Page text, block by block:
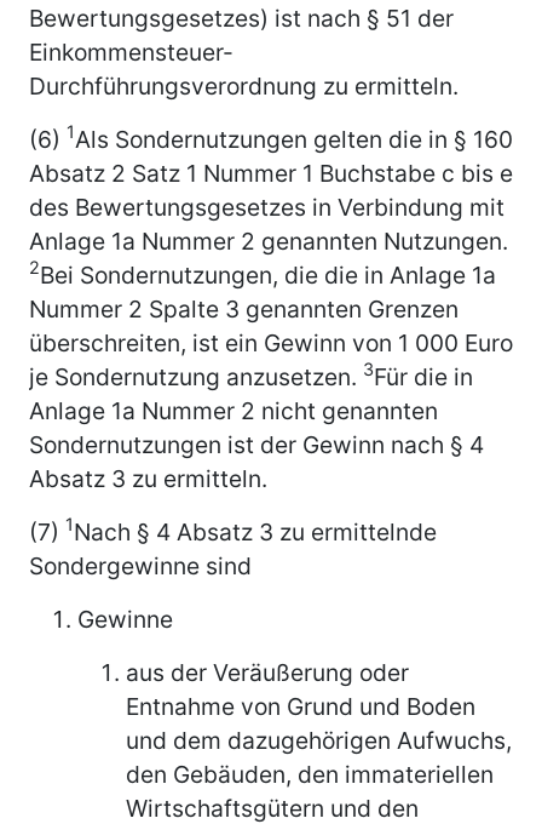
Bewertungsgesetzes) ist nach § 51 der
Einkommensteuer-
Durchführungsverordnung zu ermitteln.
(6) 1Als Sondernutzungen gelten die in § 160
Absatz 2 Satz 1 Nummer 1 Buchstabe c bis e
des Bewertungsgesetzes in Verbindung mit
Anlage 1a Nummer 2 genannten Nutzungen.
2Bei Sondernutzungen, die die in Anlage 1a
Nummer 2 Spalte 3 genannten Grenzen
überschreiten, ist ein Gewinn von 1 000 Euro
je Sondernutzung anzusetzen. 3Für die in
Anlage 1a Nummer 2 nicht genannten
Sondernutzungen ist der Gewinn nach § 4
Absatz 3 zu ermitteln.
(7) 1Nach § 4 Absatz 3 zu ermittelnde
Sondergewinne sind
Gewinne
aus der Veräußerung oder
Entnahme von Grund und Boden
und dem dazugehörigen Aufwuchs,
den Gebäuden, den immateriellen
Wirtschaftsgütern und den